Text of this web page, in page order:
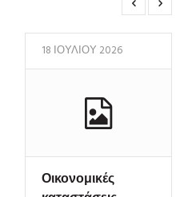
18 ΙΟΥΛΊΟΥ 2026
Οικονομικές